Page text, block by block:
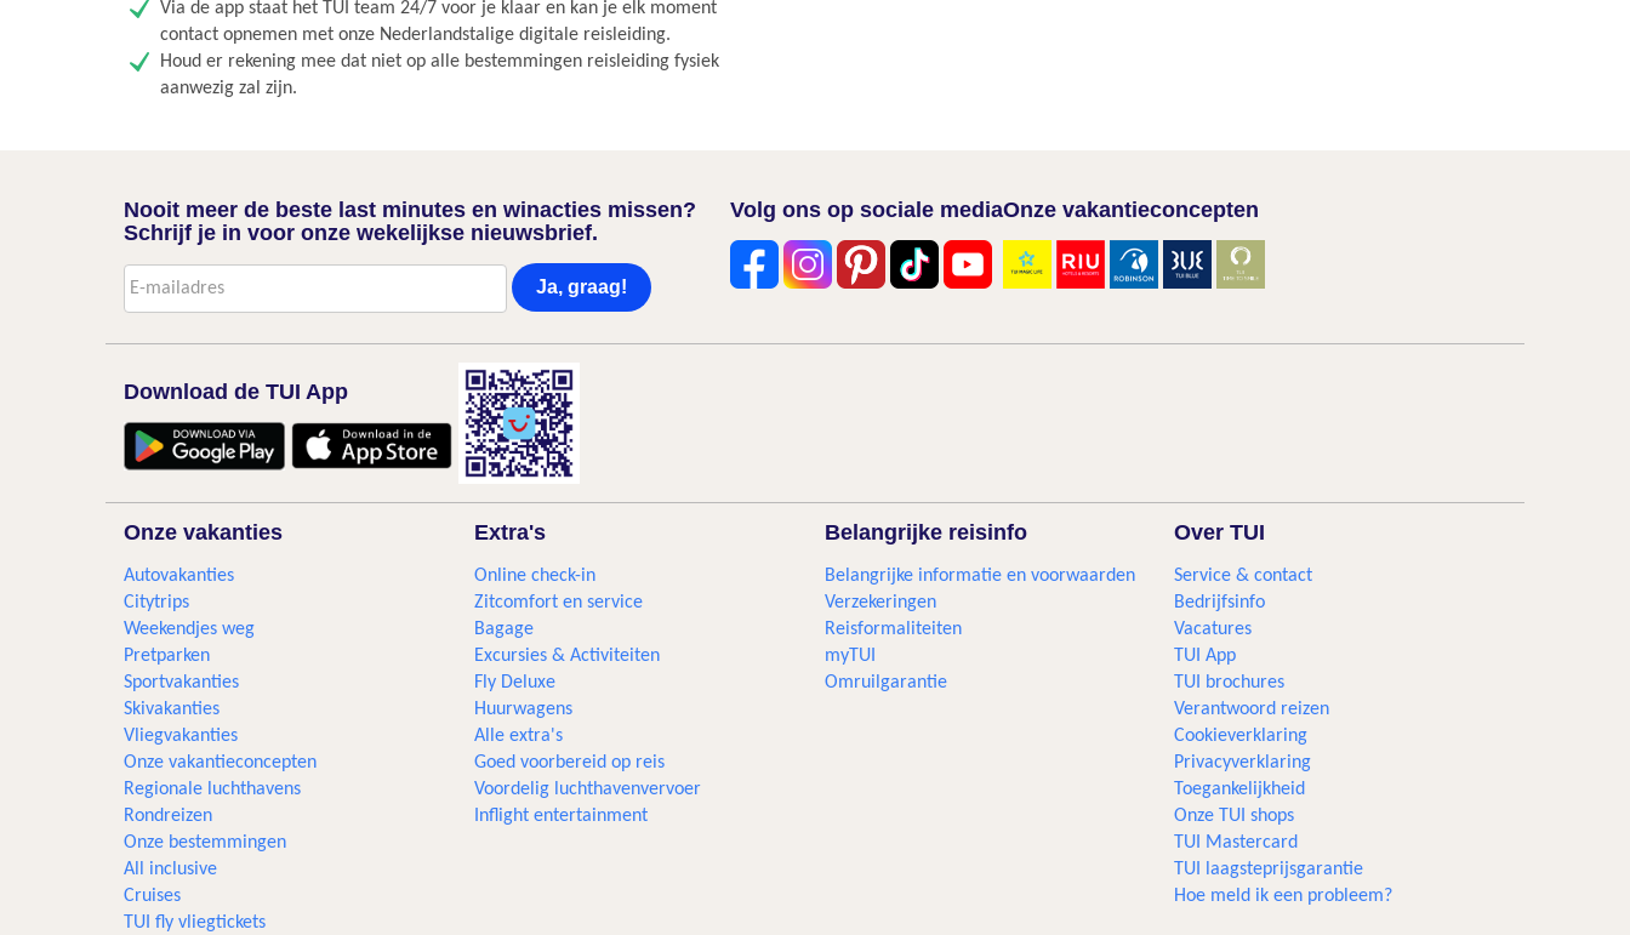
Via de app staat het TUI team 24/7 voor je klaar en kan je elk moment
contact opnemen met onze Nederlandstalige digitale reisleiding.
Houd er rekening mee dat niet op alle bestemmingen reisleiding fysiek
aanwezig zal zijn.
Nooit meer de beste last minutes en winacties missen?
Schrijf je in voor onze wekelijkse nieuwsbrief.
Ja, graag!
Volg ons op sociale mediaOnze vakantieconcepten
Download de TUI App
Onze vakanties
Autovakanties
Citytrips
Weekendjes weg
Pretparken
Sportvakanties
Skivakanties
Vliegvakanties
Onze vakantieconcepten
Regionale luchthavens
Rondreizen
Onze bestemmingen
All inclusive
Cruises
TUI fly vliegtickets
Extra's
Online check-in
Zitcomfort en service
Bagage
Excursies & Activiteiten
Fly Deluxe
Huurwagens
Alle extra's
Goed voorbereid op reis
Voordelig luchthavenvervoer
Inflight entertainment
Belangrijke reisinfo
Belangrijke informatie en voorwaarden
Verzekeringen
Reisformaliteiten
myTUI
Omruilgarantie
Over TUI
Service & contact
Bedrijfsinfo
Vacatures
TUI App
TUI brochures
Verantwoord reizen
Cookieverklaring
Privacyverklaring
Toegankelijkheid
Onze TUI shops
TUI Mastercard
TUI laagsteprijsgarantie
Hoe meld ik een probleem?